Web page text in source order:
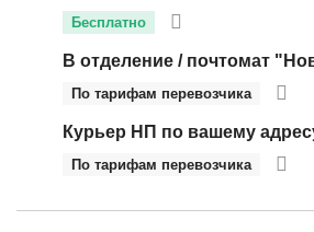
Бесплатно
В отделение / почтомат
По тарифам перевозчика
Курьер НП по вашему
По тарифам перевозчика